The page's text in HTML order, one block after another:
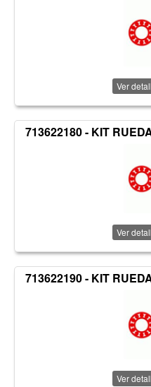
Ver
713622180 - KIT
Ver
713622190 - KIT
Ver